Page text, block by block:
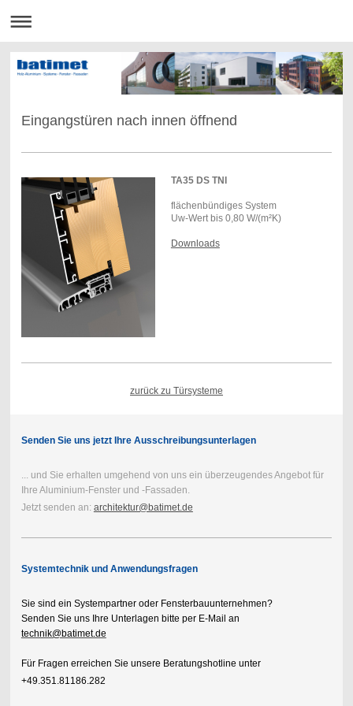
Eingangstüren nach innen öffnend
TA35 DS TNI
flächenbündiges System
Uw-Wert bis 0,80 W/(m²K)
Downloads
zurück zu Türsysteme
Senden Sie uns jetzt Ihre Ausschreibungsunterlagen
... und Sie erhalten umgehend von uns ein überzeugendes Angebot für
Ihre Aluminium-Fenster und -Fassaden.
Jetzt senden an: architektur@batimet.de
Systemtechnik und Anwendungsfragen
Sie sind ein Systempartner oder Fensterbauunternehmen?
Senden Sie uns Ihre Unterlagen bitte per E-Mail an
technik@batimet.de
Für Fragen erreichen Sie unsere Beratungshotline unter
+49.351.81186.282